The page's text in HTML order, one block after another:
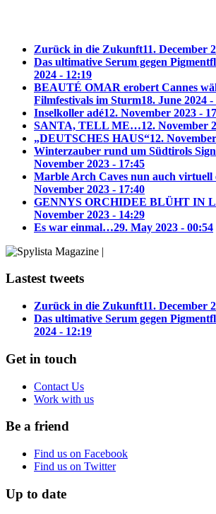
Zurück in die Zukunft11. December
Das ultimative Serum gegen
2024 - 12:19
BEAUTÉ OMAR erobert Cannes
Filmfestivals im Sturm18. June 2024 -
Inselkoller adé12. November 2023 -
SANTA, TELL ME…12. November
„DEUTSCHES HAUS“12.
Winterzauber rund um Südtirols
November 2023 - 17:45
Marble Arch Caves nun auch virtuell
November 2023 - 17:40
GENNYS ORCHIDEE BLÜHT IN
November 2023 - 14:29
Es war einmal…29. May 2023 - 00:54
Lastest tweets
Zurück in die Zukunft11. December
Das ultimative Serum gegen
2024 - 12:19
Get in touch
Contact Us
Work with us
Be a friend
Find us on Facebook
Find us on Twitter
Up to date